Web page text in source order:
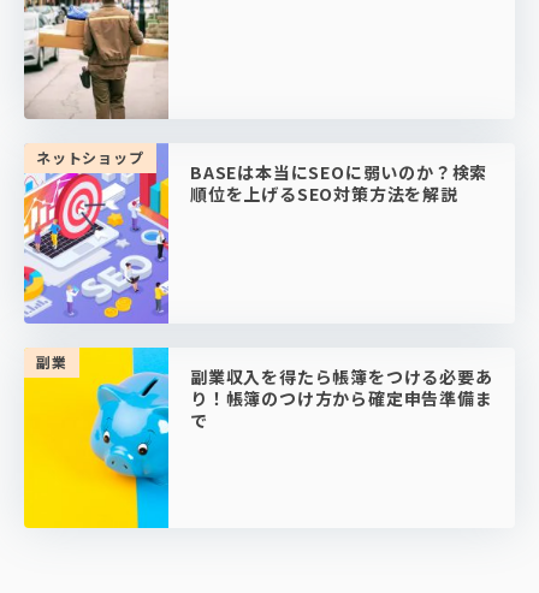
ネットショップ
BASEは本当にSEOに弱いのか？検索
順位を上げるSEO対策方法を解説
副業
副業収入を得たら帳簿をつける必要あ
り！帳簿のつけ方から確定申告準備ま
で